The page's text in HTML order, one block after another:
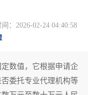
：2026-02-24 04:40:58
数值，它根据申请企
委托专业代理机构等